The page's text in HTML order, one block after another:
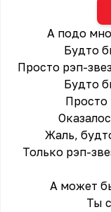
А подо
Будто
Просто рэп-
Будто
Просто
Жаль,
Только рэп-
А может
Ты